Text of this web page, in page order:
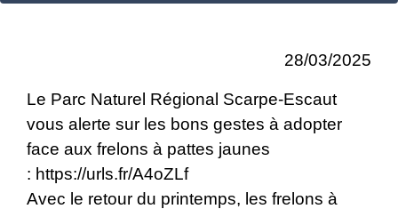
28/03/2025
Le Parc Naturel Régional Scarpe-Escaut
vous alerte sur les bons gestes à adopter
face aux frelons à pattes jaunes
: https://urls.fr/A4oZLf
Avec le retour du printemps, les frelons à